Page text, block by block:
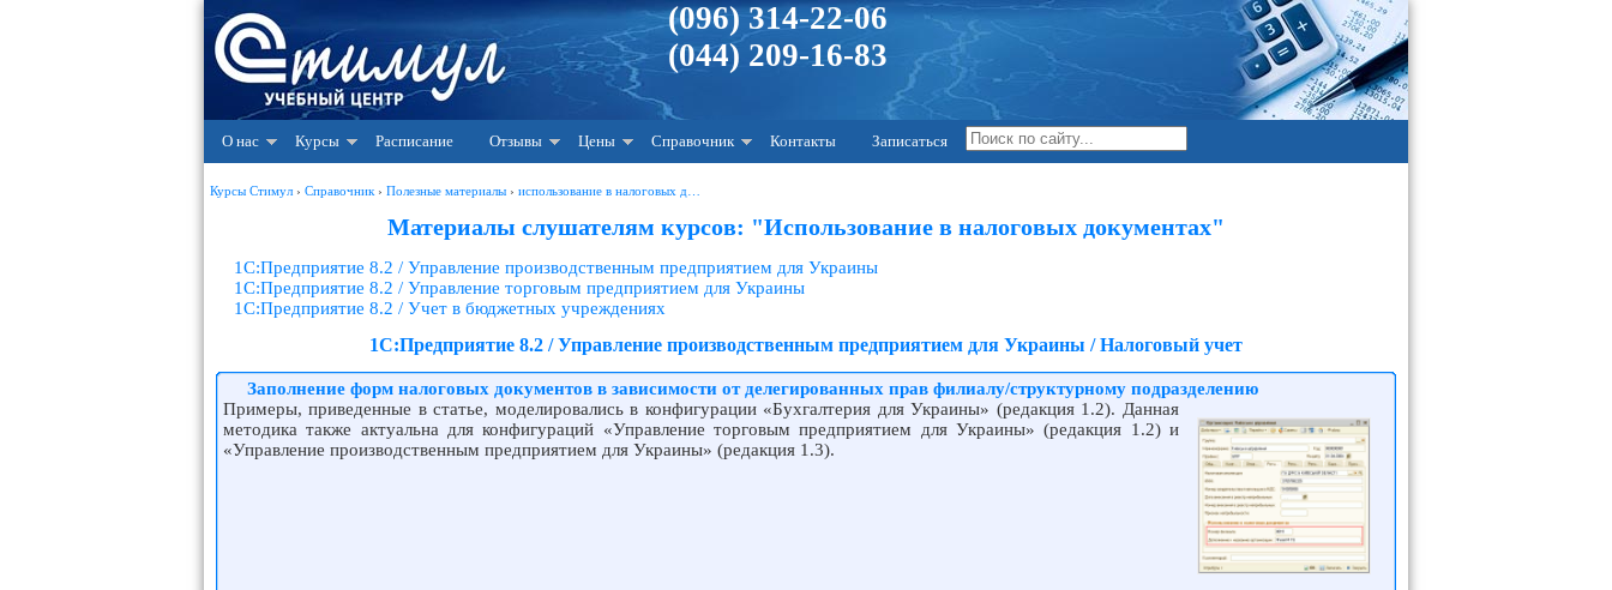
(096) 314-22-06
(044) 209-16-83
О нас Курсы Расписание Отзывы Цены Справочник Контакты Записаться
Курсы Стимул › Справочник › Полезные материалы › использование в налоговых д…
Материалы слушателям курсов: "Использование в налоговых документах"
1С:Предприятие 8.2 / Управление производственным предприятием для Украины
1С:Предприятие 8.2 / Управление торговым предприятием для Украины
1С:Предприятие 8.2 / Учет в бюджетных учреждениях
1С:Предприятие 8.2 / Управление производственным предприятием для Украины / Налоговый учет
Заполнение форм налоговых документов в зависимости от делегированных прав филиалу/структурному подразделению
Примеры, приведенные в статье, моделировались в конфигурации «Бухгалтерия для Украины» (редакция 1.2). Данная
методика также актуальна для конфигураций «Управление торговым предприятием для Украины» (редакция 1.2) и
«Управление производственным предприятием для Украины» (редакция 1.3).